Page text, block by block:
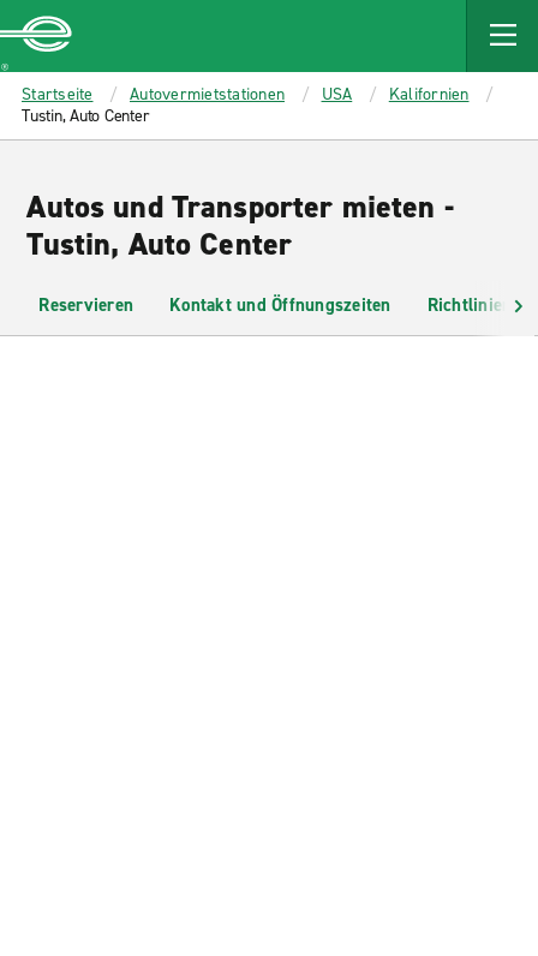
MAIN
CONTENT
Enterprise
Startseite Autovermietstationen USA
Kalifornien
Tustin, Auto Center
Autos und Transporter mieten -
Tustin, Auto Center
Reservieren Kontakt und Öffnungszeiten Richtlinien